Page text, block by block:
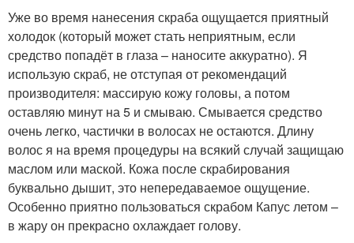
Уже во время нанесения скраба ощущается приятный
холодок (который может стать неприятным, если
средство попадёт в глаза – наносите аккуратно). Я
использую скраб, не отступая от рекомендаций
производителя: массирую кожу головы, а потом
оставляю минут на 5 и смываю. Смывается средство
очень легко, частички в волосах не остаются. Длину
волос я на время процедуры на всякий случай защищаю
маслом или маской. Кожа после скрабирования
буквально дышит, это непередаваемое ощущение.
Особенно приятно пользоваться скрабом Капус летом –
в жару он прекрасно охлаждает голову.